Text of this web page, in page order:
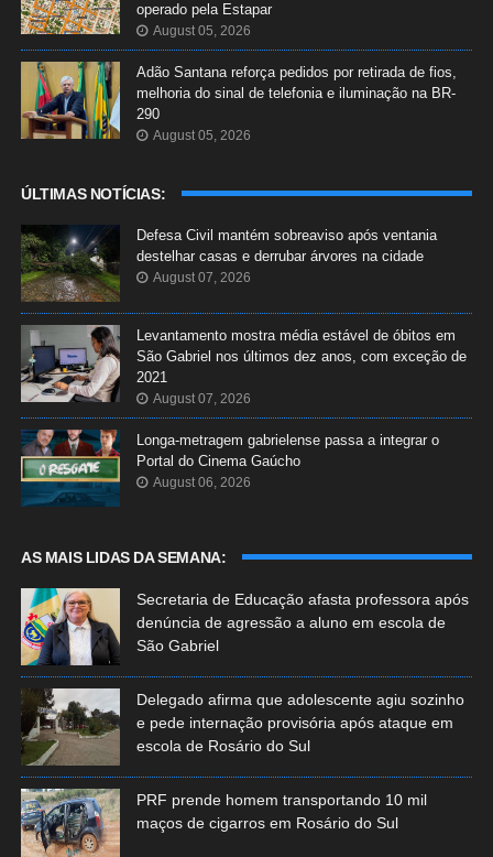
operado pela Estapar
August 05, 2026
Adão Santana reforça pedidos por retirada de fios,
melhoria do sinal de telefonia e iluminação na BR-
290
August 05, 2026
ÚLTIMAS NOTÍCIAS:
Defesa Civil mantém sobreaviso após ventania
destelhar casas e derrubar árvores na cidade
August 07, 2026
Levantamento mostra média estável de óbitos em
São Gabriel nos últimos dez anos, com exceção de
2021
August 07, 2026
Longa-metragem gabrielense passa a integrar o
Portal do Cinema Gaúcho
August 06, 2026
AS MAIS LIDAS DA SEMANA:
Secretaria de Educação afasta professora após
denúncia de agressão a aluno em escola de
São Gabriel
Delegado afirma que adolescente agiu sozinho
e pede internação provisória após ataque em
escola de Rosário do Sul
PRF prende homem transportando 10 mil
maços de cigarros em Rosário do Sul